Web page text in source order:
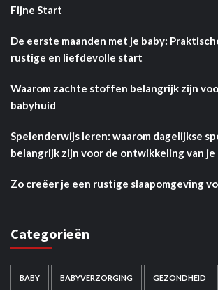
Fijne Start
De eerste maanden met je baby:
rustige en liefdevolle start
Waarom zachte stoffen belangrijk zijn
babyhuid
Spelenderwijs leren: waarom dagelijkse
belangrijk zijn voor de ontwikkeling van je
Zo creëer je een rustige slaapomgeving
Categorieën
BABY BABYVERZORGING GEZONDHEID